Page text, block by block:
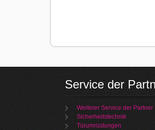
Service der
Weiterer Service der Partner
Sicherheitstechnik
Türumrüstungen